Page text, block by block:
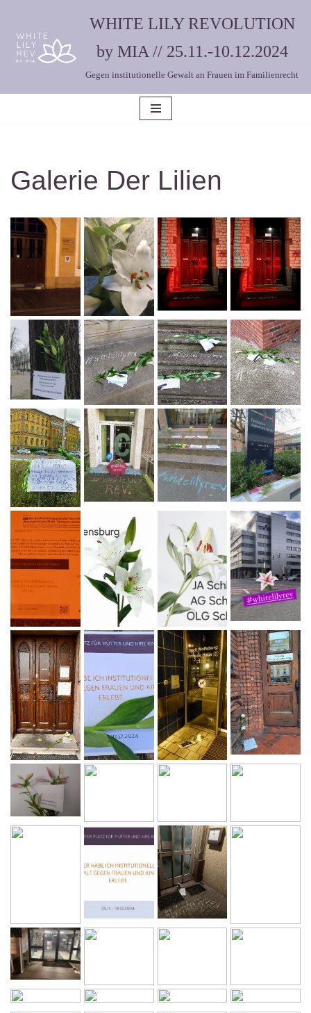
Zum
Inhalt
WHITE LILY REVOLUTION
by MIA // 25.11.-10.12.2024
Gegen institutionelle Gewalt an Frauen im Familienrecht
Galerie Der Lilien